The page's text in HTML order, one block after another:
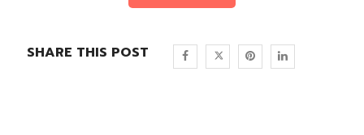
SHARE THIS POST